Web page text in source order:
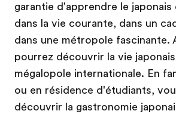
garantie d'apprendre le japonais
dans la vie courante, dans un
dans une métropole fascinante.
pourrez découvrir la vie
mégalopole internationale. En
ou en résidence d'étudiants,
découvrir la gastronomie